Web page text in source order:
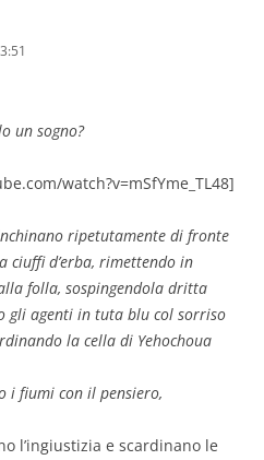
un sogno?
watch?v=mSfYme_TL48]
ripetutamente di fronte
ciuffi d’erba, rimettendo in
folla, sospingendola dritta
gli agenti in tuta blu col sorriso
la cella di Yehochoua
i fiumi con il pensiero,
l’ingiustizia e scardinano le